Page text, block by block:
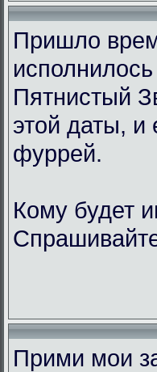
Пришло
Пятнистый
этой даты,
фуррей.
Кому будет
Прими мои